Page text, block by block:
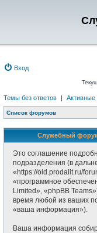
Вход
Темы без ответов |
Список форумов
Служебный
Это соглашение
подразделения (в
«https://old.prodalit.ru/
«программное
Limited», «phpBB
время любой из ваших
«ваша информация»).
Ваша информация